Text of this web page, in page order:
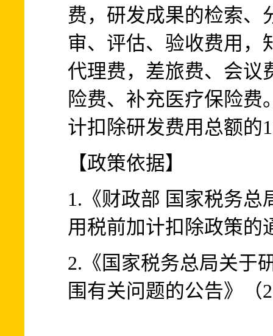
费，研发成果的检索、
审、评估、验收费用，
代理费，差旅费、会议
险费、补充医疗保险费
计扣除研发费用总额的
【政策依据】
1.《财政部 国家税务总
用税前加计扣除政策的
2.《国家税务总局关于
围有关问题的公告》（